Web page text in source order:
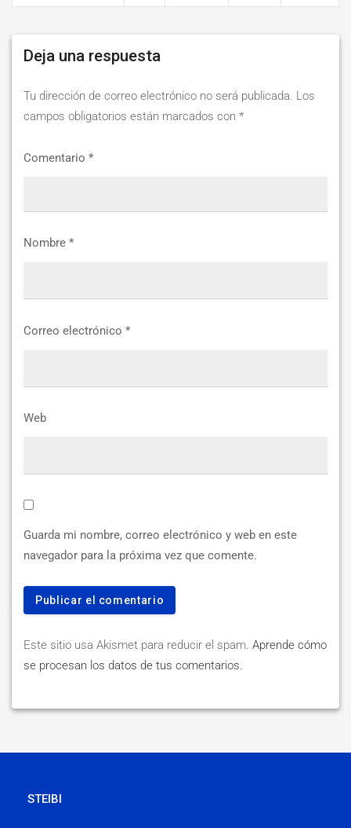
Deja una respuesta
Tu dirección de correo electrónico no será publicada. Los
campos obligatorios están marcados con *
Comentario *
Nombre *
Correo electrónico *
Web
Guarda mi nombre, correo electrónico y web en este
navegador para la próxima vez que comente.
Este sitio usa Akismet para reducir el spam. Aprende cómo
se procesan los datos de tus comentarios.
STEIBI